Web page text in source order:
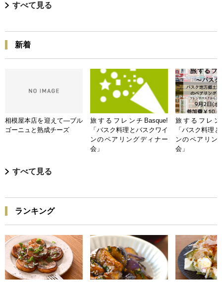
すべて見る
新着
相模屋本店を迎えて―ブル
ゴーニュと熟成チーズ
旅するフレンチBasque!
「バスク料理とバスクワイ
ンのペアリングディナー
会」
旅するフレン
「バスク料理
ンのペアリン
会」
すべて見る
ランキング